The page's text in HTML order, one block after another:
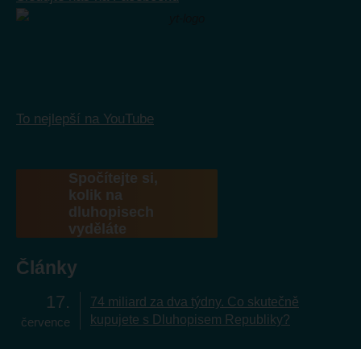
To nejlepší na YouTube
Spočítejte si,
kolik na
dluhopisech
vyděláte
Články
17
července
74 miliard za dva týdny. Co skutečně
kupujete s Dluhopisem Republiky?